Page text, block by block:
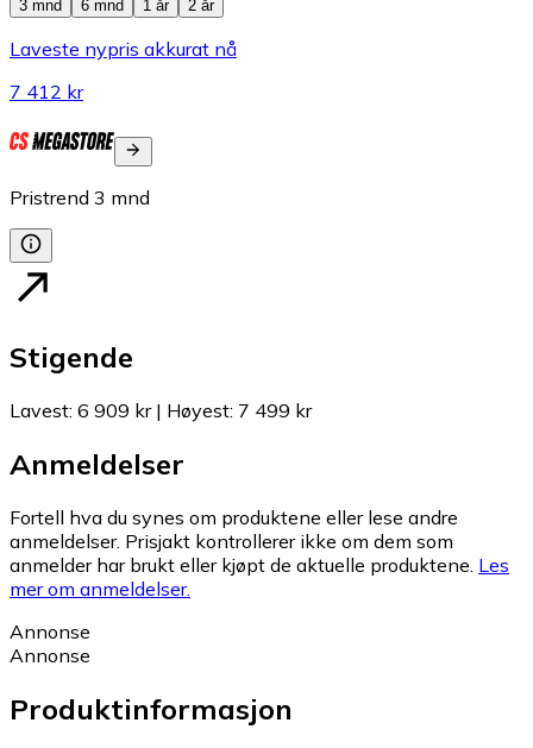
3 mnd
6 mnd 1 år 2 år
Laveste nypris akkurat nå
7 412 kr
Pristrend 3 mnd
Stigende
Lavest: 6 909 kr| Høyest: 7 499 kr
Anmeldelser
Fortell hva du synes om produktene eller lese andre
anmeldelser. Prisjakt kontrollerer ikke om dem som
anmelder har brukt eller kjøpt de aktuelle produktene. Les
mer om anmeldelser.
Annonse
Annonse
Produktinformasjon